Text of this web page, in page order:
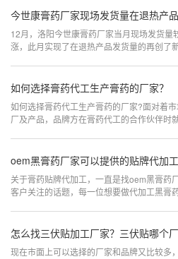
今世康膏药厂家现场发货量在退热产
12月，洛阳今世康膏药厂家当月现场发货量
涨，此月实现了在退热产品发货量的再创了
如何选择膏药代工生产膏药的厂家？
如何选择膏药代工生产膏药的厂家?面对着
厂及产品，品牌方在膏药代工的合作伙伴时
oem黑膏药厂家可以提供的贴牌代加
关于膏药贴牌代加工，一直是找oem黑膏药
客户关注的话题，每一位想要做代加工黑膏
怎么找三伏贴加工厂家？三伏贴哪个厂
现在市面上可以选择的厂家和品牌又比较多